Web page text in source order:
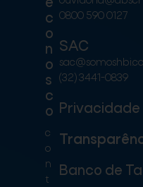
e
c
o
n
o
s
c
o
c
o
n
t
0800 590 0127
SAC
(32) 3441-0839
Privacidade
Banco de